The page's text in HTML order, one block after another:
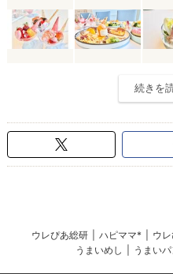
続きを
ウレぴあ総研 ハピママ* ウ
うまいめし
うまいパ